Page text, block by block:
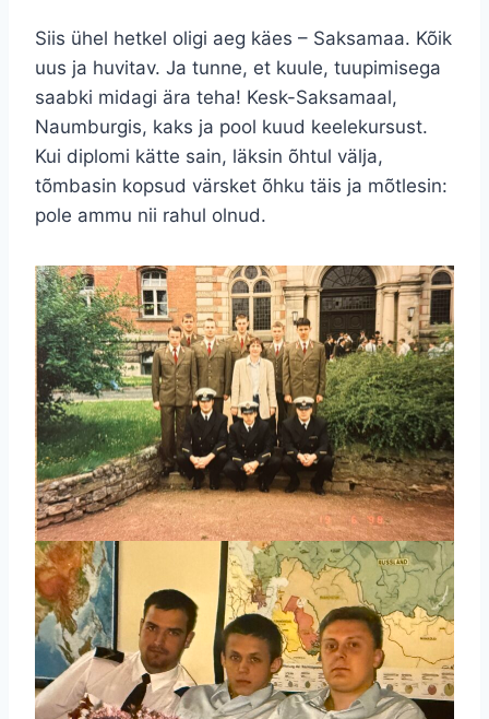
Siis ühel hetkel oligi aeg käes – Saksamaa. Kõik
uus ja huvitav. Ja tunne, et kuule, tuupimisega
saabki midagi ära teha! Kesk-Saksamaal,
Naumburgis, kaks ja pool kuud keelekursust.
Kui diplomi kätte sain, läksin õhtul välja,
tõmbasin kopsud värsket õhku täis ja mõtlesin:
pole ammu nii rahul olnud.